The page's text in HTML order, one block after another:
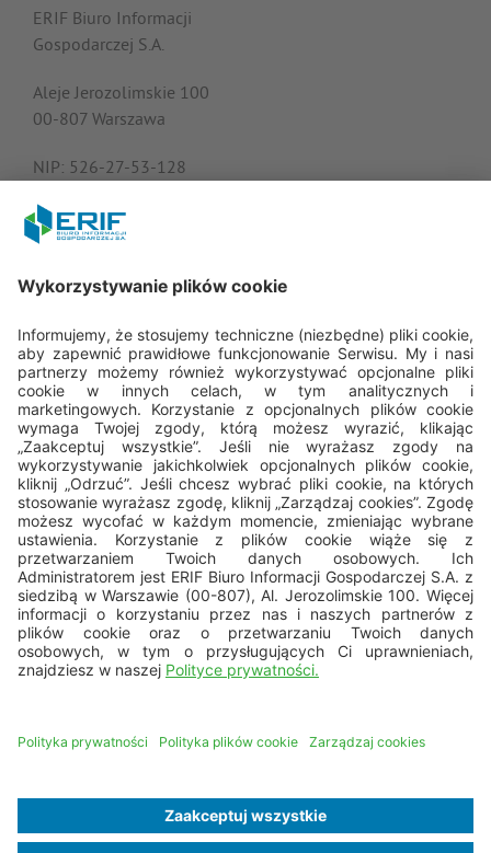
ERIF Biuro Informacji
Gospodarczej S.A.
Aleje Jerozolimskie 100
00-807 Warszawa
NIP: 526-27-53-128
REGON: 015613573
22 594 25 15
Pn - Pt: 8.00 - 16.00
bok@erif.pl
Copyright © 2026 ERIF Biuro Informacji Gospodarczej S.A.
Mapa strony
Nota prawna Dane osobowe Polityka cookies